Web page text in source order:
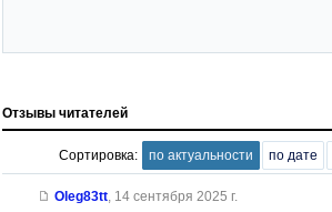
Отзывы читателей
Сортировка: по актуальности по дате
Oleg83tt, 14 сентября 2025 г.